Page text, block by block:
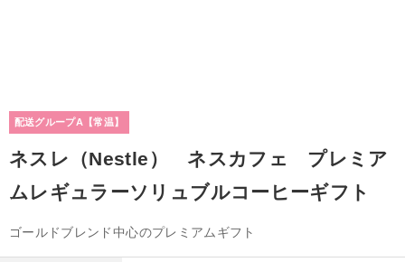
配送グループA【常温】
ネスレ（Nestle） ネスカフェ プレミア
ムレギュラーソリュブルコーヒーギフト
ゴールドブレンド中心のプレミアムギフト